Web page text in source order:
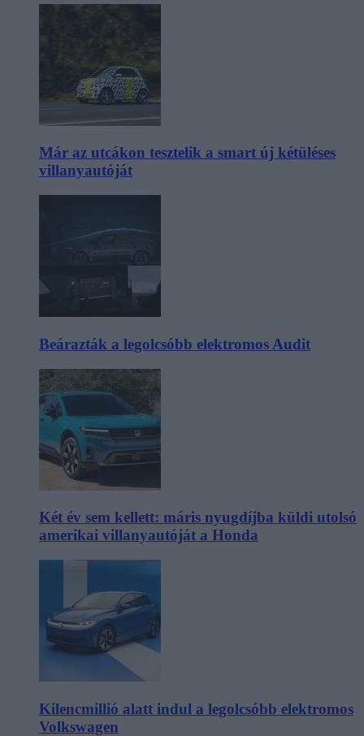
Már az utcákon tesztelik a smart új kétüléses
villanyautóját
Beárazták a legolcsóbb elektromos Audit
Két év sem kellett: máris nyugdíjba küldi utolsó
amerikai villanyautóját a Honda
Kilencmillió alatt indul a legolcsóbb elektromos
Volkswagen